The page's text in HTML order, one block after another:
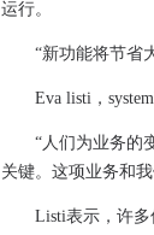
5关于AMD
英特尔的新
澳大利亚
运行。
“新功能将节省
Eva listi，
“人们为业务的
关键。这项业务和
Listi表示，许